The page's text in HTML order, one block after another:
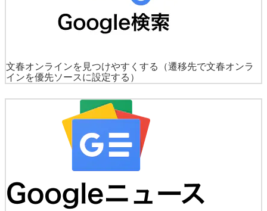
文春オンラインを見つけやすくする
（遷移先で文春オンラ
インを優先ソースに設定する）